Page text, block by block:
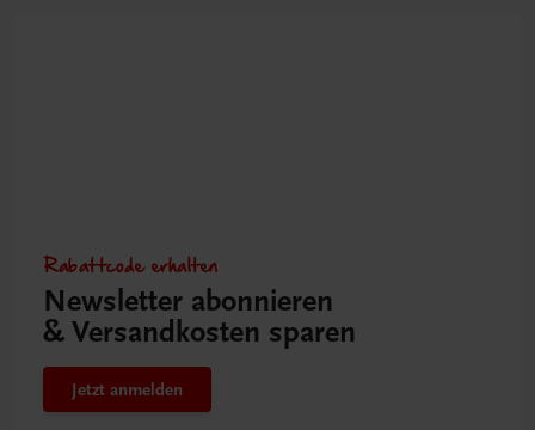
Rabattcode erhalten
Newsletter abonnieren
& Versandkosten sparen
Jetzt anmelden